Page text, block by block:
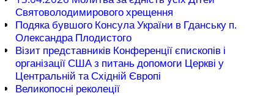
Святоволодимирового хрещення
Подяка бувшого Консула України в Гданську п.
Олександра Плодистого
Візит представників Конференції єпископів і
організації США з питань допомоги Церкві у
Центральній та Східній Європі
Великопосні реколеції